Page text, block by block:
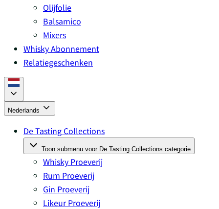
Olijfolie
Balsamico
Mixers
Whisky Abonnement
Relatiegeschenken
Nederlands
De Tasting Collections
Toon submenu voor De Tasting Collections categorie
Whisky Proeverij
Rum Proeverij
Gin Proeverij
Likeur Proeverij